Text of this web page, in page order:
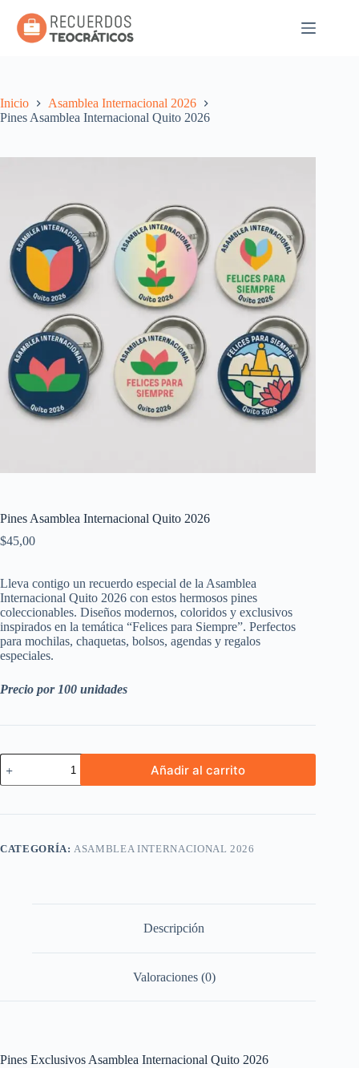
contenido
Inicio
Asamblea Internacional 2026
Pines Asamblea Internacional Quito 2026
Pines Asamblea Internacional Quito 2026
$45,00
Lleva contigo un recuerdo especial de la Asamblea
Internacional Quito 2026 con estos hermosos pines
coleccionables. Diseños modernos, coloridos y exclusivos
inspirados en la temática “Felices para Siempre”. Perfectos
para mochilas, chaquetas, bolsos, agendas y regalos
especiales.
Precio por 100 unidades
Pines
Asamblea
Internacional
2026
Añadir al carrito
CATEGORÍA:ASAMBLEA INTERNACIONAL 2026
Descripción
Valoraciones (0)
Pines Exclusivos Asamblea Internacional Quito 2026